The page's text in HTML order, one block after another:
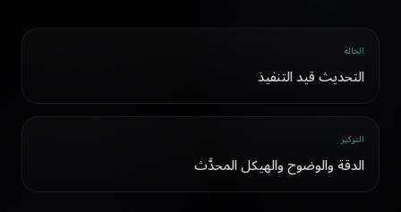
الحالة
التحديث قيد التنفيذ
التركيز
الدقة والوضوح والهيكل المحدَّث